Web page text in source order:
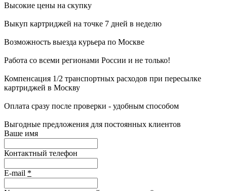
Высокие цены на скупку
Выкуп картриджей на точке 7 дней в неделю
Возможность выезда курьера по Москве
Работа со всеми регионами России и не только!
Компенсация 1/2 транспортных расходов при пересылке
картриджей в Москву
Оплата сразу после проверки - удобным способом
Выгодные предложения для постоянных клиентов
Ваше имя
Контактный телефон
E-mail *